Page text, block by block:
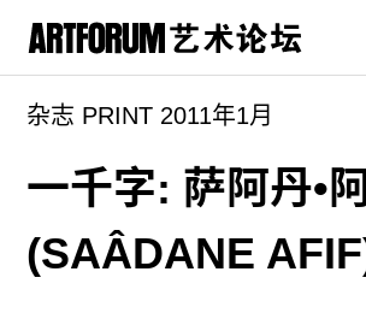
artguide
杂志
杂志 PRINT 2011年1月
一千字: 萨阿丹•
(SAÂDANE